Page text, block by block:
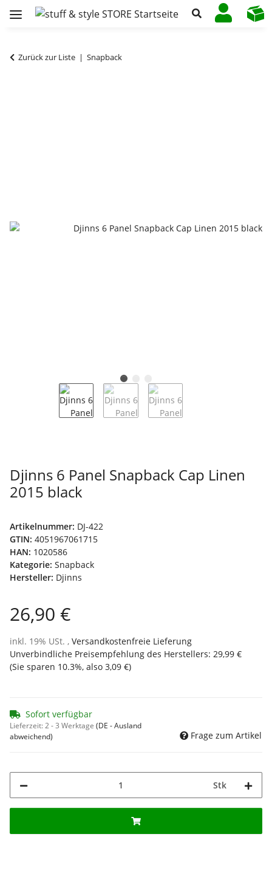
Zurück zur Liste Snapback
Djinns 6 Panel Snapback Cap Linen
2015 black
Artikelnummer: DJ-422
GTIN: 4051967061715
HAN: 1020586
Kategorie: Snapback
Hersteller: Djinns
26,90 €
inkl. 19% USt. , Versandkostenfreie Lieferung
Unverbindliche Preisempfehlung des Herstellers: 29,99 €
(Sie sparen 10.3%, also 3,09 €)
Sofort verfügbar
Lieferzeit:2 - 3 Werktage (DE - Ausland
abweichend)
Frage zum Artikel
Stk